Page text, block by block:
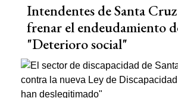
Intendentes de Santa
frenar el endeudamiento
"Deterioro social"